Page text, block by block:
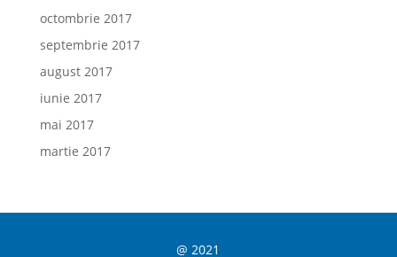
octombrie 2017
septembrie 2017
august 2017
iunie 2017
mai 2017
martie 2017
@ 2021